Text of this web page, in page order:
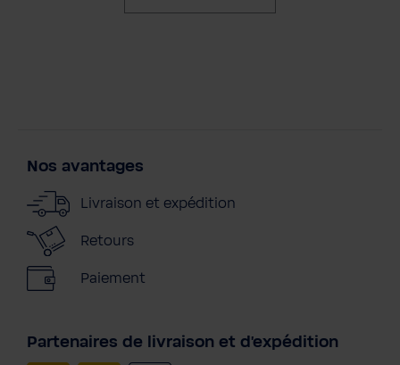
Nos avantages
Livraison et expédition
Retours
Paiement
Partenaires de livraison et d'expédition